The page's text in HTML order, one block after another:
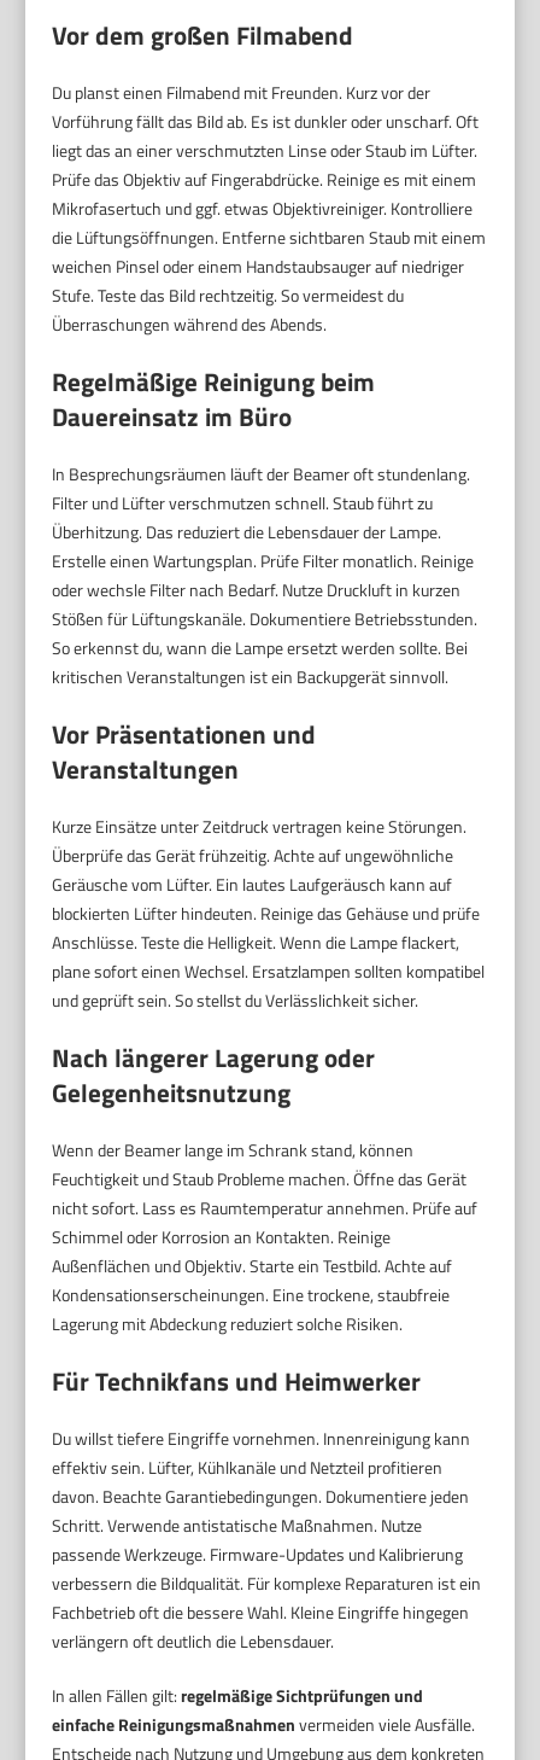
Vor dem großen Filmabend
Du planst einen Filmabend mit Freunden. Kurz vor der
Vorführung fällt das Bild ab. Es ist dunkler oder unscharf. Oft
liegt das an einer verschmutzten Linse oder Staub im Lüfter.
Prüfe das Objektiv auf Fingerabdrücke. Reinige es mit einem
Mikrofasertuch und ggf. etwas Objektivreiniger. Kontrolliere
die Lüftungsöffnungen. Entferne sichtbaren Staub mit einem
weichen Pinsel oder einem Handstaubsauger auf niedriger
Stufe. Teste das Bild rechtzeitig. So vermeidest du
Überraschungen während des Abends.
Regelmäßige Reinigung beim
Dauereinsatz im Büro
In Besprechungsräumen läuft der Beamer oft stundenlang.
Filter und Lüfter verschmutzen schnell. Staub führt zu
Überhitzung. Das reduziert die Lebensdauer der Lampe.
Erstelle einen Wartungsplan. Prüfe Filter monatlich. Reinige
oder wechsle Filter nach Bedarf. Nutze Druckluft in kurzen
Stößen für Lüftungskanäle. Dokumentiere Betriebsstunden.
So erkennst du, wann die Lampe ersetzt werden sollte. Bei
kritischen Veranstaltungen ist ein Backupgerät sinnvoll.
Vor Präsentationen und
Veranstaltungen
Kurze Einsätze unter Zeitdruck vertragen keine Störungen.
Überprüfe das Gerät frühzeitig. Achte auf ungewöhnliche
Geräusche vom Lüfter. Ein lautes Laufgeräusch kann auf
blockierten Lüfter hindeuten. Reinige das Gehäuse und prüfe
Anschlüsse. Teste die Helligkeit. Wenn die Lampe flackert,
plane sofort einen Wechsel. Ersatzlampen sollten kompatibel
und geprüft sein. So stellst du Verlässlichkeit sicher.
Nach längerer Lagerung oder
Gelegenheitsnutzung
Wenn der Beamer lange im Schrank stand, können
Feuchtigkeit und Staub Probleme machen. Öffne das Gerät
nicht sofort. Lass es Raumtemperatur annehmen. Prüfe auf
Schimmel oder Korrosion an Kontakten. Reinige
Außenflächen und Objektiv. Starte ein Testbild. Achte auf
Kondensationserscheinungen. Eine trockene, staubfreie
Lagerung mit Abdeckung reduziert solche Risiken.
Für Technikfans und Heimwerker
Du willst tiefere Eingriffe vornehmen. Innenreinigung kann
effektiv sein. Lüfter, Kühlkanäle und Netzteil profitieren
davon. Beachte Garantiebedingungen. Dokumentiere jeden
Schritt. Verwende antistatische Maßnahmen. Nutze
passende Werkzeuge. Firmware-Updates und Kalibrierung
verbessern die Bildqualität. Für komplexe Reparaturen ist ein
Fachbetrieb oft die bessere Wahl. Kleine Eingriffe hingegen
verlängern oft deutlich die Lebensdauer.
In allen Fällen gilt:regelmäßige Sichtprüfungen und
einfache Reinigungsmaßnahmenvermeiden viele Ausfälle.
Entscheide nach Nutzung und Umgebung aus dem konkreten